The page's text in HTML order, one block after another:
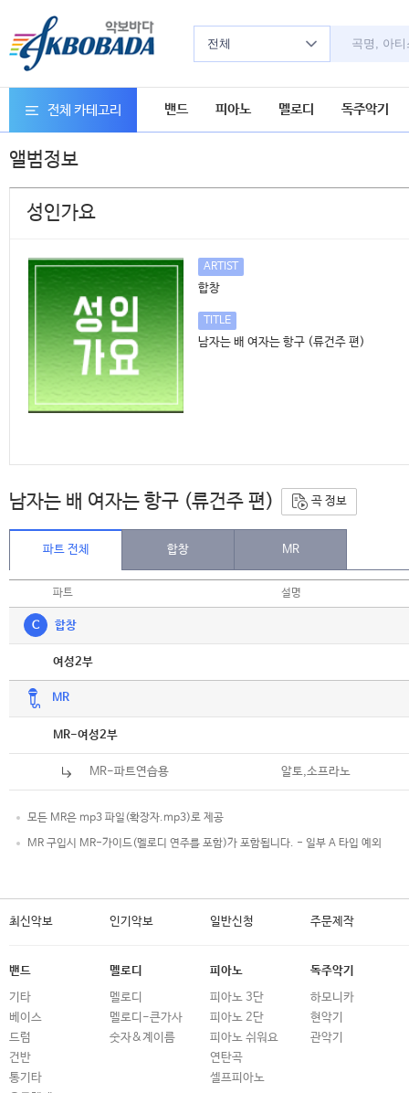
전체
전체 카테고리 밴드 피아노 멜로디 독주악기
앨범정보
성인가요
ARTIST
합창
TITLE
남자는 배 여자는 항구 (류건주 편)
남자는 배 여자는 항구 (류건주 편) 곡 정보
파트 전체 합창 MR
파트 설명
C 합창
여성2부
MR
MR-여성2부
MR-파트연습용 알토,소프라노
모든 MR은 mp3 파일(확장자.mp3)로 제공
MR 구입시 MR-가이드(멜로디 연주를 포함)가 포함됩니다. - 일부 A 타입 예외
최신악보 인기악보 일반신청 주문제작
밴드
기타
베이스
드럼
건반
통기타
멜로디
멜로디
멜로디-큰가사
숫자&계이름
피아노
피아노 3단
피아노 2단
피아노 쉬워요
연탄곡
셀프피아노
독주악기
하모니카
현악기
관악기